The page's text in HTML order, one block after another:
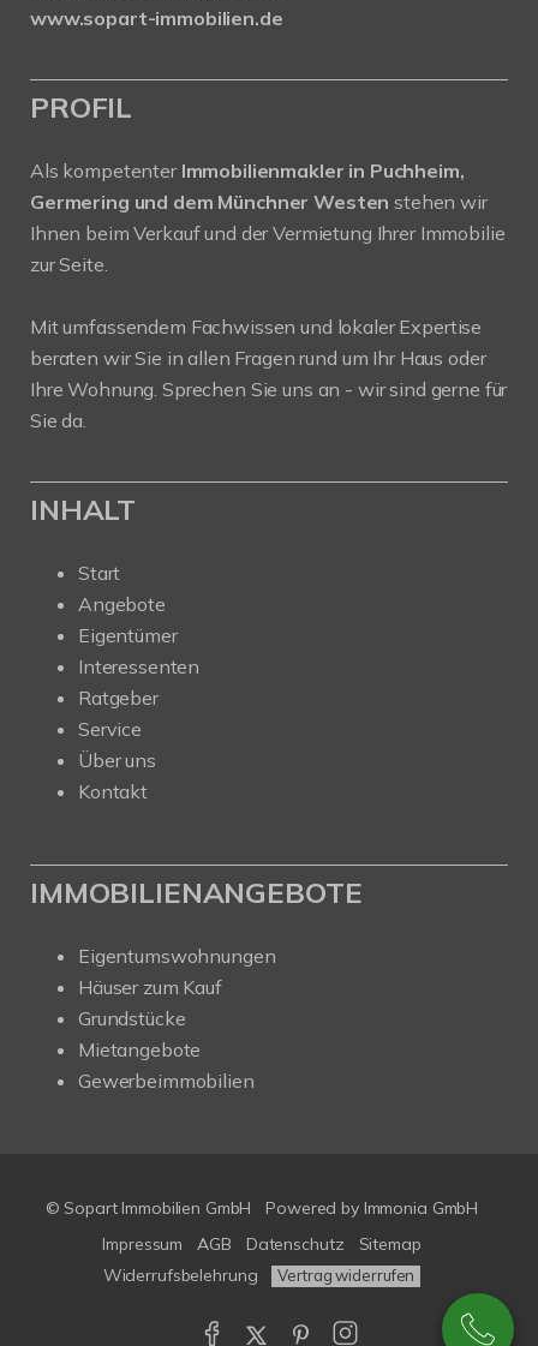
www.sopart-immobilien.de
PROFIL
Als kompetenter Immobilienmakler in Puchheim,
Germering und dem Münchner Westen stehen wir
Ihnen beim Verkauf und der Vermietung Ihrer Immobilie
zur Seite.
Mit umfassendem Fachwissen und lokaler Expertise
beraten wir Sie in allen Fragen rund um Ihr Haus oder
Ihre Wohnung. Sprechen Sie uns an - wir sind gerne für
Sie da.
INHALT
Start
Angebote
Eigentümer
Interessenten
Ratgeber
Service
Über uns
Kontakt
IMMOBILIENANGEBOTE
Eigentumswohnungen
Häuser zum Kauf
Grundstücke
Mietangebote
Gewerbeimmobilien
© Sopart Immobilien GmbH Powered by Immonia GmbH
Impressum
AGB Datenschutz
Sitemap
Widerrufsbelehrung
Vertrag widerrufen